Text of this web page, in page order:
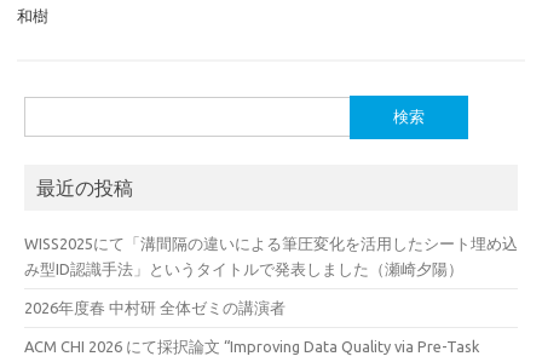
和樹
索:
最近の投稿
WISS2025にて「溝間隔の違いによる筆圧変化を活用したシート埋め込
み型ID認識手法」というタイトルで発表しました（瀬崎夕陽）
2026年度春 中村研 全体ゼミの講演者
ACM CHI 2026 にて採択論文 “Improving Data Quality via Pre-Task